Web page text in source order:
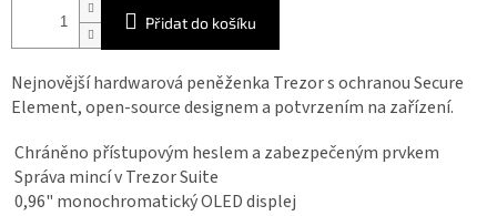
Přidat do košíku
Nejnovější hardwarová peněženka Trezor s ochranou Secure
Element, open-source designem a potvrzením na zařízení.
Chráněno přístupovým heslem a zabezpečeným prvkem
Správa mincí v Trezor Suite
0,96" monochromatický OLED displej